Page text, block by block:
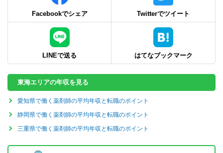
Facebookでシェア Twitterでツイート
LINEで送る はてなブックマーク
東海エリアの年収を見る
愛知県で働く薬剤師の平均年収と転職のポイント
静岡県で働く薬剤師の平均年収と転職のポイント
三重県で働く薬剤師の平均年収と転職のポイント